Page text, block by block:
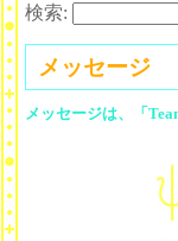
検索:
メッセージ
メッセージは、「